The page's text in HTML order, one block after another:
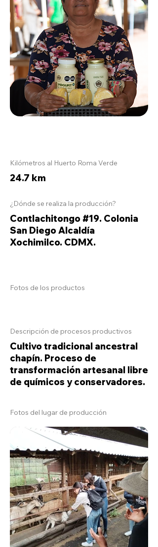
Kilómetros al Huerto Roma Verde
24.7 km
¿Dónde se realiza la producción?
Contlachitongo #19. Colonia
San Diego Alcaldía
Xochimilco. CDMX.
Fotos de los productos
Descripción de procesos productivos
Cultivo tradicional ancestral
chapín. Proceso de
transformación artesanal libre
de químicos y conservadores.
Fotos del lugar de producción